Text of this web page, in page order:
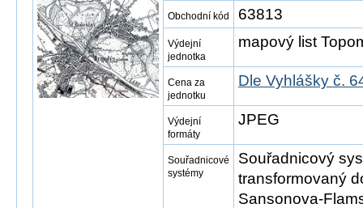
Obchodní kód 63813
Výdejní
jednotka
mapový list
Cena za
jednotku
Dle Vyhlášky č.
Výdejní
formáty
JPEG
Souřadnicové
systémy
Souřadnicový
transformovaný
Sansonova-